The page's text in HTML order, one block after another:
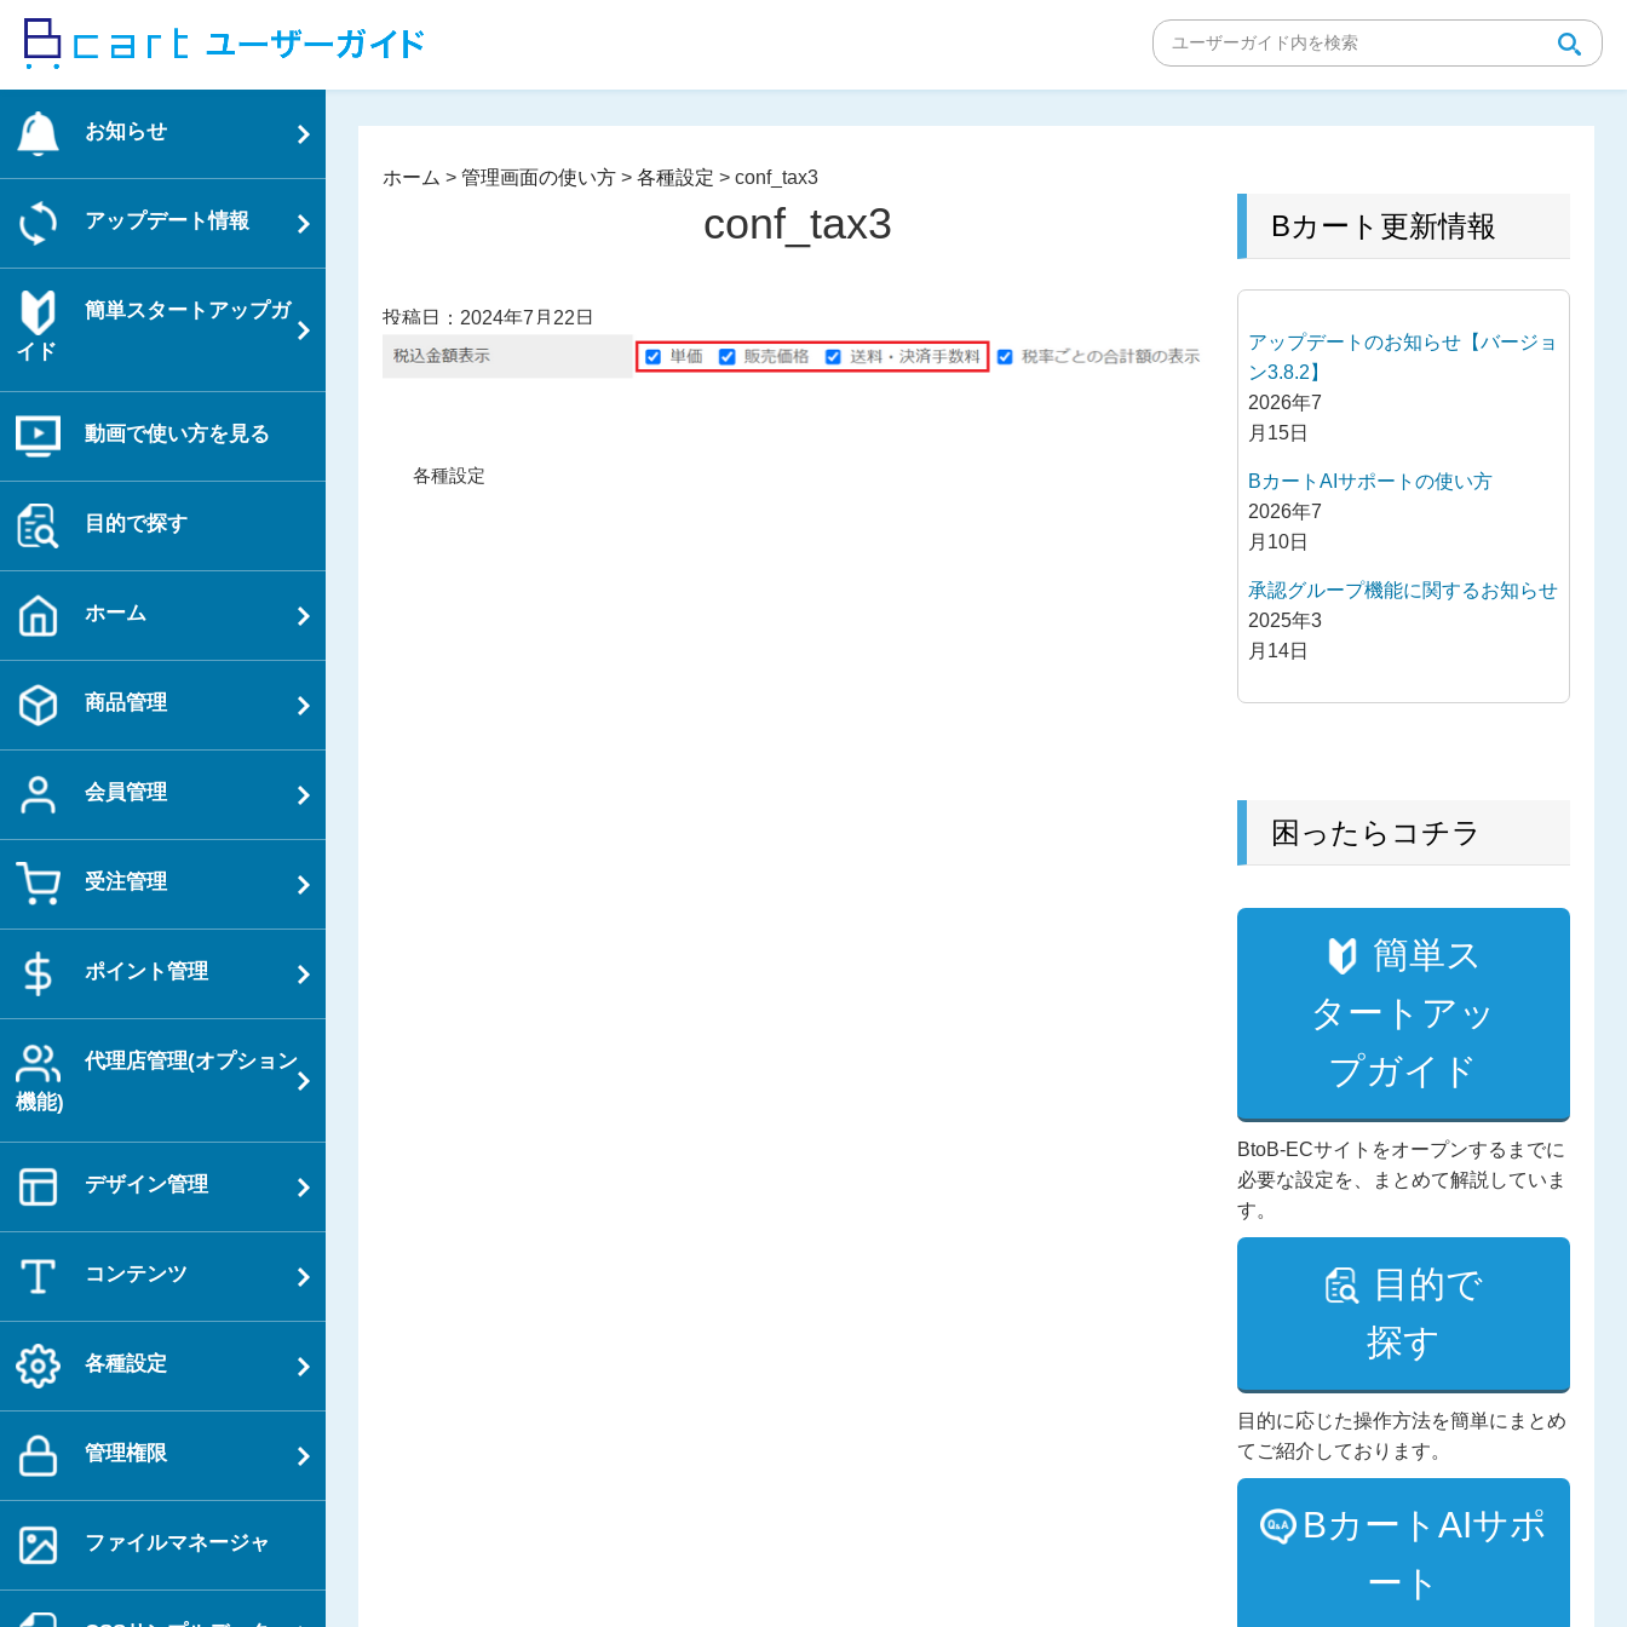
ッ
お知らせ
アップデート情報
簡単スタートアップガ
イド
動画で使い方を見る
目的で探す
ホーム
商品管理
会員管理
受注管理
ポイント管理
代理店管理(オプション
機能)
デザイン管理
コンテンツ
各種設定
管理権限
ファイルマネージャ
ホーム >管理画面の使い方 >各種設定 >conf_tax3
conf_tax3
投稿日：2024年7月22日
過
各種設定
Bカート更新情報
アップデートのお知らせ【バージョ
ン3.8.2】
2026年7
月15日
BカートAIサポートの使い方
2026年7
月10日
承認グループ機能に関するお知らせ
2025年3
月14日
困ったらコチラ
簡単ス
タートアッ
プガイド
BtoB-ECサイトをオープンするまでに
必要な設定を、まとめて解説していま
す。
目的で
探す
目的に応じた操作方法を簡単にまとめ
てご紹介しております。
BカートAIサポ
ート